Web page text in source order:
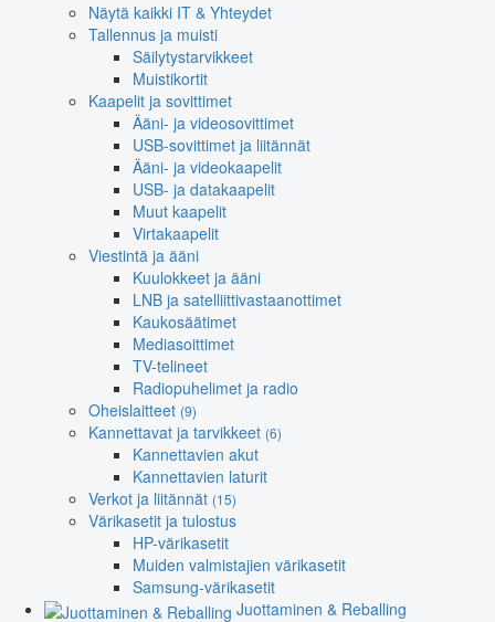
Näytä kaikki IT & Yhteydet
Tallennus ja muisti
Säilytystarvikkeet
Muistikortit
Kaapelit ja sovittimet
Ääni- ja videosovittimet
USB-sovittimet ja liitännät
Ääni- ja videokaapelit
USB- ja datakaapelit
Muut kaapelit
Virtakaapelit
Viestintä ja ääni
Kuulokkeet ja ääni
LNB ja satelliittivastaanottimet
Kaukosäätimet
Mediasoittimet
TV-telineet
Radiopuhelimet ja radio
Oheislaitteet (9)
Kannettavat ja tarvikkeet (6)
Kannettavien akut
Kannettavien laturit
Verkot ja liitännät (15)
Värikasetit ja tulostus
HP-värikasetit
Muiden valmistajien värikasetit
Samsung-värikasetit
Juottaminen & Reballing